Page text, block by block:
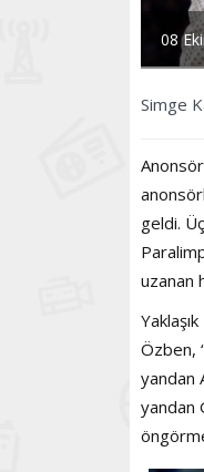
08
Simge
geldi.
uzanan
Özben,
yandan
yandan